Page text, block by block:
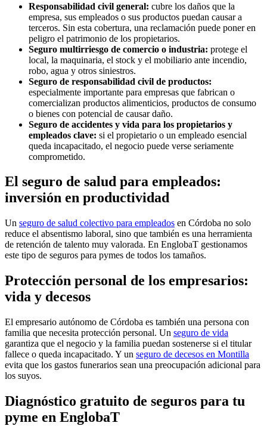
Responsabilidad civil general: cubre los daños que la
empresa, sus empleados o sus productos puedan causar a
terceros. Sin esta cobertura, una reclamación puede poner en
peligro el patrimonio de los propietarios.
Seguro multirriesgo de comercio o industria: protege el
local, la maquinaria, el stock y el mobiliario ante incendio,
robo, agua y otros siniestros.
Seguro de responsabilidad civil de productos:
especialmente importante para empresas que fabrican o
comercializan productos alimenticios, productos de consumo
o bienes con potencial de causar daño.
Seguro de accidentes y vida para los propietarios y
empleados clave: si el propietario o un empleado esencial
queda incapacitado, el negocio puede verse seriamente
comprometido.
El seguro de salud para empleados:
inversión en productividad
Un seguro de salud colectivo para empleados en Córdoba no solo
reduce el absentismo laboral, sino que también es una herramienta
de retención de talento muy valorada. En EnglobaT gestionamos
este tipo de seguros para pymes de todos los tamaños.
Protección personal de los empresarios:
vida y decesos
El empresario autónomo de Córdoba es también una persona con
familia que necesita protección personal. Un seguro de vida
garantiza que el negocio y la familia puedan sostenerse si el titular
fallece o queda incapacitado. Y un seguro de decesos en Montilla
evita que los gastos funerarios sean una preocupación adicional para
los suyos.
Diagnóstico gratuito de seguros para tu
pyme en EnglobaT